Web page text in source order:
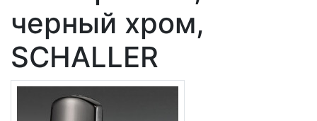
черный хром,
SCHALLER